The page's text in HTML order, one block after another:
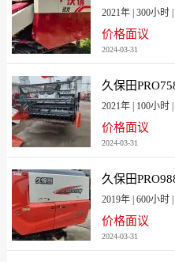
2021年 | 300小时
价格面议
2024-03-31
久保田
2021年 | 100小时
价格面议
2024-03-31
久保田
2019年 | 600小时
价格面议
2024-03-31